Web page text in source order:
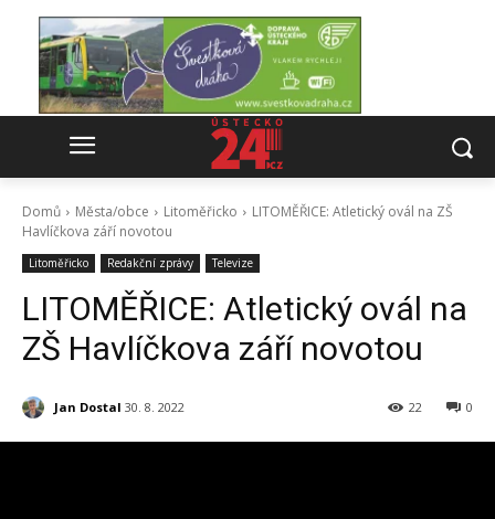
Domů Města/obce Litoměřicko
LITOMĚŘICE: Atletický ovál na ZŠ
Havlíčkova září novotou
Litoměřicko Redakční zprávy Televize
LITOMĚŘICE: Atletický ovál na
ZŠ Havlíčkova září novotou
Jan Dostal 30. 8. 2022 0
22